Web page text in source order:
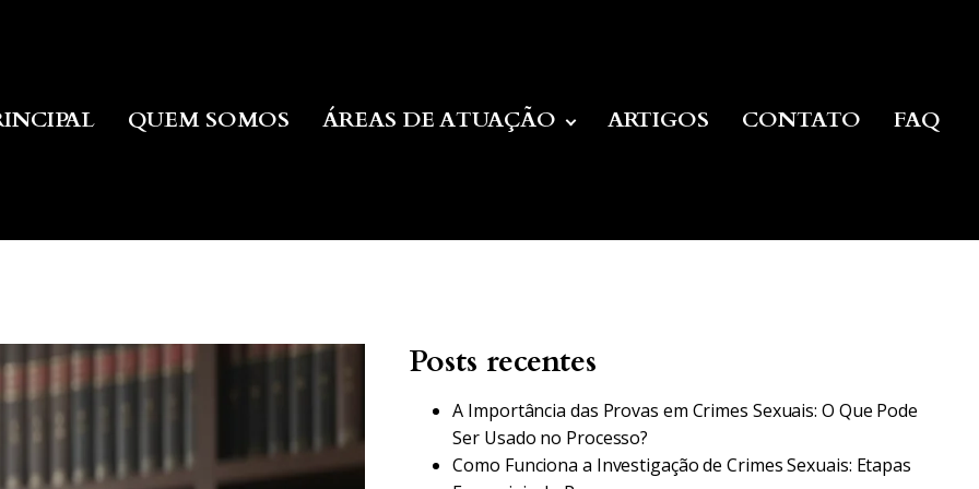
QUEM SOMOS ÁREAS DE ATUAÇÃO ARTIGOS CONTATO FAQ
Posts recentes
A Importância das Provas em Crimes Sexuais: O Que Pode
Ser Usado no Processo?
Como Funciona a Investigação de Crimes Sexuais: Etapas